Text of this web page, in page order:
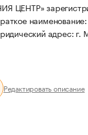
адрес: г.
Редактировать описание